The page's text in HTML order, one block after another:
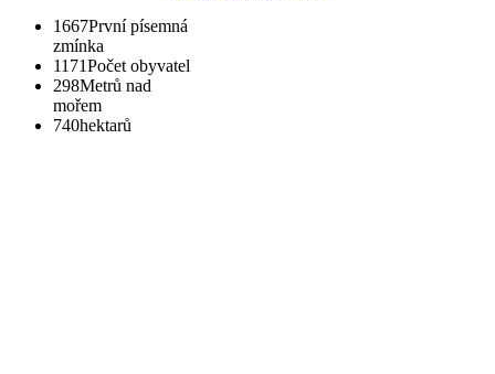
1667První písemná
zmínka
1171Počet obyvatel
298Metrů nad
mořem
740hektarů